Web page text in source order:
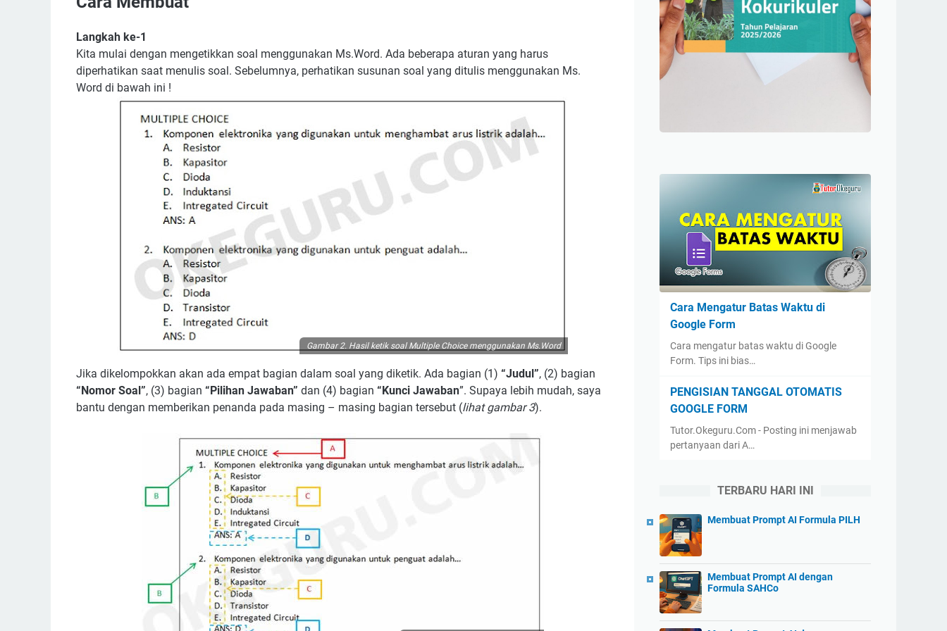
Langkah ke-1
Kita mulai dengan mengetikkan soal menggunakan Ms.Word. Ada beberapa aturan yang harus
diperhatikan saat menulis soal. Sebelumnya, perhatikan susunan soal yang ditulis menggunakan Ms.
Word di bawah ini !
Gambar 2. Hasil ketik soal Multiple Choice menggunakan Ms.Word
Jika dikelompokkan akan ada empat bagian dalam soal yang diketik. Ada bagian (1) “Judul”, (2) bagian
“Nomor Soal”, (3) bagian “Pilihan Jawaban” dan (4) bagian “Kunci Jawaban”. Supaya lebih mudah, saya
bantu dengan memberikan penanda pada masing – masing bagian tersebut (lihat gambar 3).
Cara Mengatur Batas Waktu di
Google Form
Cara mengatur batas waktu di Google
Form. Tips ini bias…
PENGISIAN TANGGAL OTOMATIS
GOOGLE FORM
Tutor.Okeguru.Com - Posting ini menjawab
pertanyaan dari A…
TERBARU HARI INI
Membuat Prompt AI Formula PILH
Membuat Prompt AI dengan
Formula SAHCo